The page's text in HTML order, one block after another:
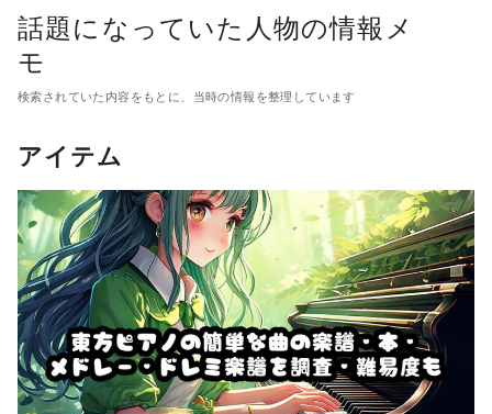
話題になっていた人物の情報メ
モ
検索されていた内容をもとに、当時の情報を整理しています
アイテム